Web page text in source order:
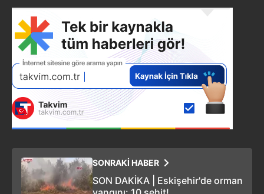
SONRAKİ HABER
SON DAKİKA | Eskişehir'de orman